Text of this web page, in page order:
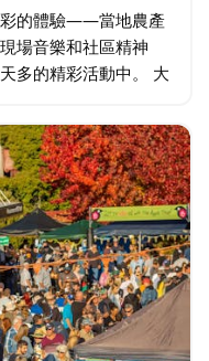
彩的體驗——當地農產
場音樂和社區精神
多的精彩活動中。 大